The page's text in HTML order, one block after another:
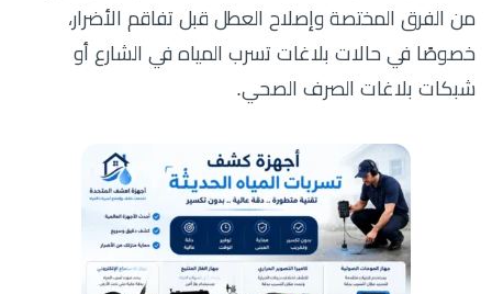
من الفرق المختصة وإصلاح العطل قبل تفاقم الأضرار،
خصوصًا في حالات بلاغات تسرب المياه في الشارع أو
شبكات بلاغات الصرف الصحي.